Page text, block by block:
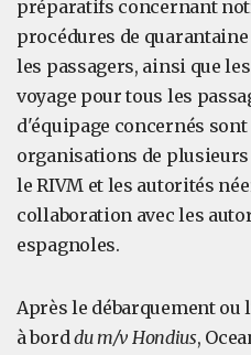
préparatifs concernant
procédures de
les passagers, ainsi que
voyage pour tous les
d'équipage concernés
organisations de
le RIVM et les autorités
collaboration avec les
espagnoles.
Après le débarquement ou
à borddu m/v Hondius,